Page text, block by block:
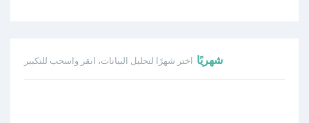
شهريًا اختر شهرًا لتحليل البيانات، انقر واسحب للتكبير